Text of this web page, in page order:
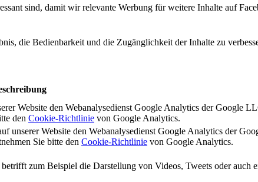
sind, damit wir relevante Werbung für weitere Inhalte auf
die Bedienbarkeit und die Zugänglichkeit der Inhalte zu
Website den Webanalysedienst Google Analytics der Google
den Cookie-Richtlinie von Google Analytics.
unserer Website den Webanalysedienst Google Analytics der
Sie bitte den Cookie-Richtlinie von Google Analytics.
zum Beispiel die Darstellung von Videos, Tweets oder auch